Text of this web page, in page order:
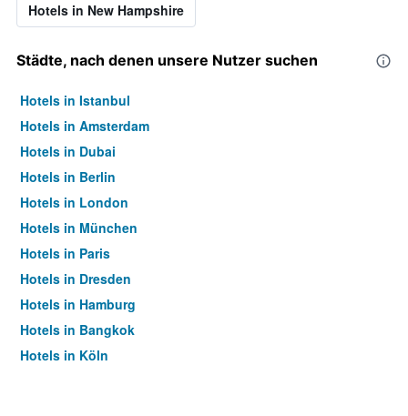
Hotels in New Hampshire
Städte, nach denen unsere Nutzer suchen
Hotels in Istanbul
Hotels in Amsterdam
Hotels in Dubai
Hotels in Berlin
Hotels in London
Hotels in München
Hotels in Paris
Hotels in Dresden
Hotels in Hamburg
Hotels in Bangkok
Hotels in Köln